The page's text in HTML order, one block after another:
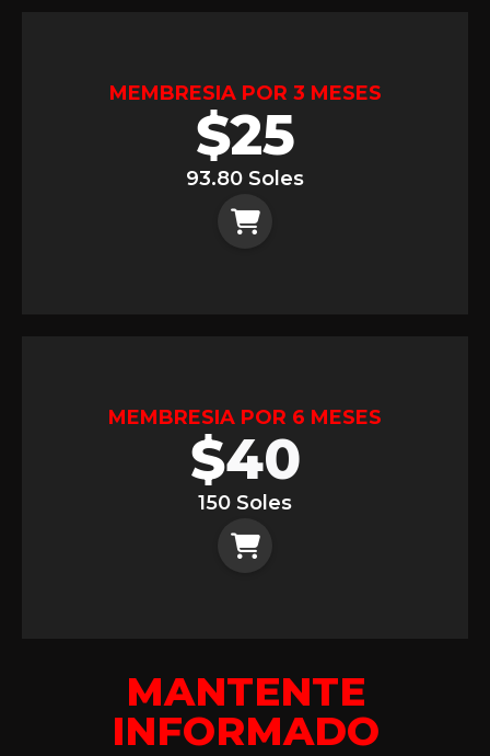
MEMBRESIA POR 3 MESES
$25
93.80 Soles
MEMBRESIA POR 6 MESES
$40
150 Soles
MANTENTE
INFORMADO